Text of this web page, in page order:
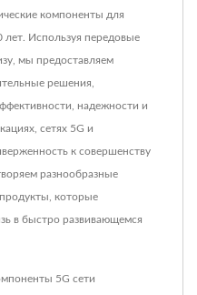
компоненты для
лет. Используя передовые
мы предоставляем
решения,
надежности и
сетях 5G и
к совершенству
разнообразные
которые
в быстро развивающемся
5G сети